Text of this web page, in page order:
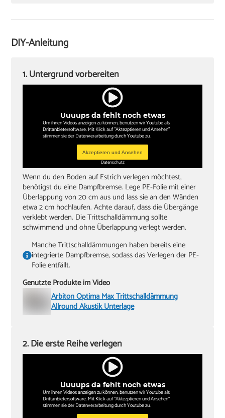
Winkel
Stichsäge und Kappsäge
DIY-Anleitung
Uuuups da fehlt noch etwas
Um ihnen Videos anzeigen zu können, benutzen wir Youtube als
Drittanbietersoftware. Mit Klick auf "Aktezptieren und Ansehen"
stimmen sie der Datenverarbeitung durch Youtube zu.
Akzeptieren und Ansehen
Datenschutz
1. Untergrund vorbereiten
Wenn du den Boden auf Estrich verlegen möchtest,
benötigst du eine Dampfbremse. Lege PE-Folie mit einer
Überlappung von 20 cm aus und lass sie an den Wänden
etwa 2 cm hochlaufen. Achte darauf, dass die Übergänge
verklebt werden. Die Trittschalldämmung sollte
schwimmend und ohne Überlappung verlegt werden.
Manche Trittschalldämmungen haben bereits eine
integrierte Dampfbremse, sodass das Verlegen der PE-
Folie entfällt.
Genutzte Produkte im Video
Arbiton Optima Max Trittschalldämmung
Allround Akustik Unterlage
Uuuups da fehlt noch etwas
Um ihnen Videos anzeigen zu können, benutzen wir Youtube als
Drittanbietersoftware. Mit Klick auf "Aktezptieren und Ansehen"
stimmen sie der Datenverarbeitung durch Youtube zu.
2. Die erste Reihe verlegen